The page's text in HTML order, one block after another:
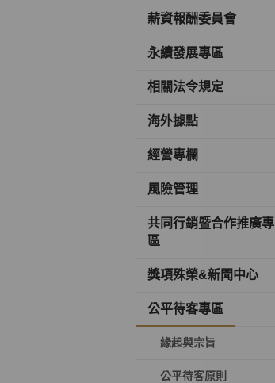
薪資報酬委員會
永續發展專區
相關法令規定
海外據點
經營專欄
風險管理
共同行銷暨合作推廣專
區
獎項殊榮&新聞中心
公平待客專區
緣起與宗旨
公平待客原則